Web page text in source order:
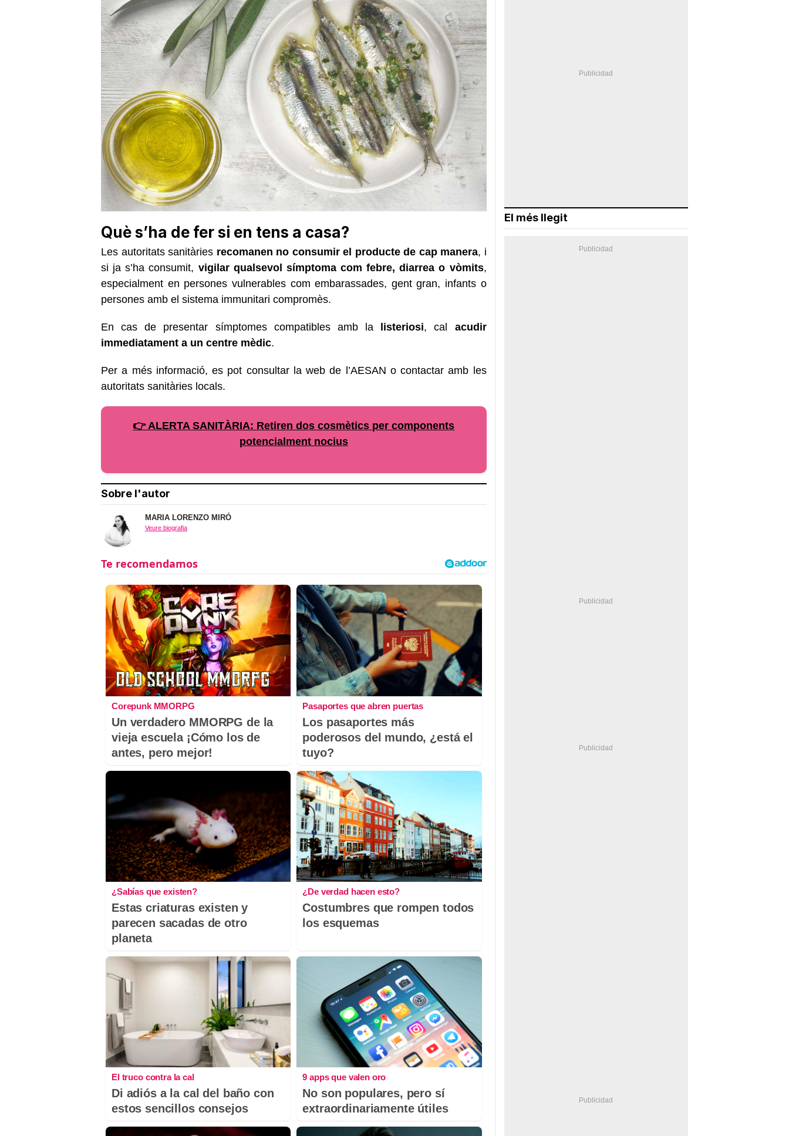
Què s’ha de fer si en tens a casa?
Les autoritats sanitàries recomanen no consumir el producte de cap manera, i
si ja s’ha consumit, vigilar qualsevol símptoma com febre, diarrea o vòmits,
especialment en persones vulnerables com embarassades, gent gran, infants o
persones amb el sistema immunitari compromès.
En cas de presentar símptomes compatibles amb la listeriosi, cal acudir
immediatament a un centre mèdic.
Per a més informació, es pot consultar la web de l’AESAN o contactar amb les
autoritats sanitàries locals.
👉 ALERTA SANITÀRIA: Retiren dos cosmètics per components
potencialment nocius
Sobre l'autor
MARIA LORENZO MIRÓ
Veure biografia
Corepunk MMORPG
Un verdadero MMORPG de la
vieja escuela ¡Cómo los de
antes, pero mejor!
Pasaportes que abren puertas
Los pasaportes más
poderosos del mundo, ¿está el
tuyo?
¿Sabías que existen?
Estas criaturas existen y
parecen sacadas de otro
planeta
¿De verdad hacen esto?
Costumbres que rompen todos
los esquemas
El truco contra la cal
Di adiós a la cal del baño con
estos sencillos consejos
9 apps que valen oro
No son populares, pero sí
extraordinariamente útiles
El més llegit